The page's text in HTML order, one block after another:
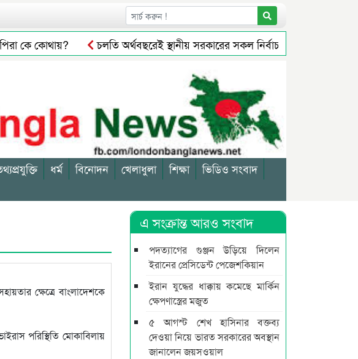
কে কোথায়?
চলতি অর্থবছরেই স্থানীয় সরকারের সকল নির্বাচন অনুষ্ঠিত হবে:
দায়ে এক ব্যবসায়ীকে জরিমানা
ধর্ম বিনোদন খেলাধুলা শিক্ষা
ভিডিও সংবাদ
ক্ষেত্রে বাংলাদেশকে
পরিস্থিতি মোকাবিলায়
এ সংক্রান্ত আরও সংবাদ
পদত্যাগের গুঞ্জন উড়িয়ে দিলেন
ইরানের প্রেসিডেন্ট পেজেশকিয়ান
ইরান যুদ্ধের ধাক্কায় কমেছে মার্কিন
ক্ষেপণাস্ত্রের মজুত
৫ আগস্ট শেখ হাসিনার বক্তব্য
দেওয়া নিয়ে ভারত সরকারের অবস্থান
জানালেন জয়সওয়াল